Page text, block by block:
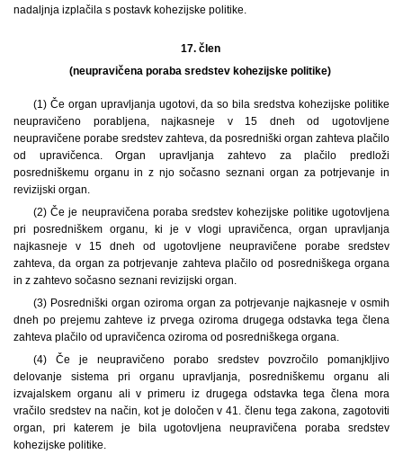
nadaljnja izplačila s postavk kohezijske politike.
17. člen
(neupravičena poraba sredstev kohezijske politike)
(1) Če organ upravljanja ugotovi, da so bila sredstva kohezijske politike
neupravičeno porabljena, najkasneje v 15 dneh od ugotovljene
neupravičene porabe sredstev zahteva, da posredniški organ zahteva plačilo
od upravičenca. Organ upravljanja zahtevo za plačilo predloži
posredniškemu organu in z njo sočasno seznani organ za potrjevanje in
revizijski organ.
(2) Če je neupravičena poraba sredstev kohezijske politike ugotovljena
pri posredniškem organu, ki je v vlogi upravičenca, organ upravljanja
najkasneje v 15 dneh od ugotovljene neupravičene porabe sredstev
zahteva, da organ za potrjevanje zahteva plačilo od posredniškega organa
in z zahtevo sočasno seznani revizijski organ.
(3) Posredniški organ oziroma organ za potrjevanje najkasneje v osmih
dneh po prejemu zahteve iz prvega oziroma drugega odstavka tega člena
zahteva plačilo od upravičenca oziroma od posredniškega organa.
(4) Če je neupravičeno porabo sredstev povzročilo pomanjkljivo
delovanje sistema pri organu upravljanja, posredniškemu organu ali
izvajalskem organu ali v primeru iz drugega odstavka tega člena mora
vračilo sredstev na način, kot je določen v 41. členu tega zakona, zagotoviti
organ, pri katerem je bila ugotovljena neupravičena poraba sredstev
kohezijske politike.